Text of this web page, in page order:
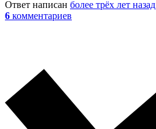
Ответ написан более трёх лет назад
6 комментариев